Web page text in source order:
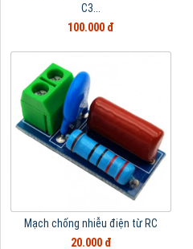
C3...
100.000 đ
Mạch chống nhiễu điện từ RC
20.000 đ